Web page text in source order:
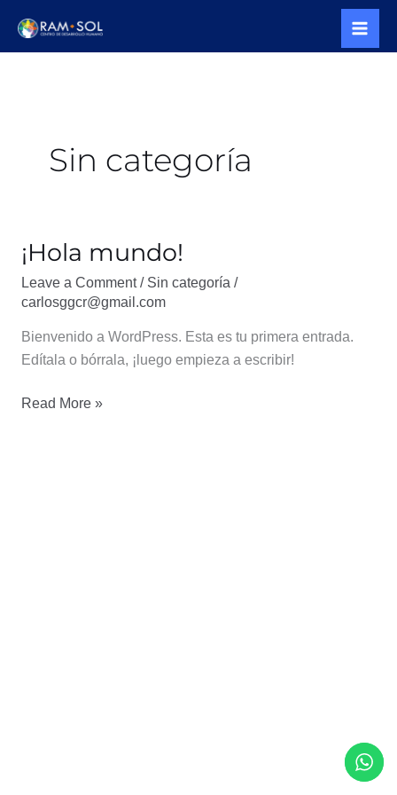
content
Sin categoría
¡Hola mundo!
Leave a Comment / Sin categoría /
carlosggcr@gmail.com
Bienvenido a WordPress. Esta es tu primera entrada.
Edítala o bórrala, ¡luego empieza a escribir!
¡Hola
Read More »